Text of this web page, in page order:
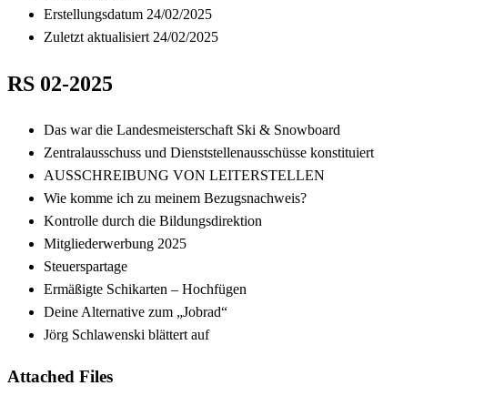
Erstellungsdatum 24/02/2025
Zuletzt aktualisiert 24/02/2025
RS 02-2025
Das war die Landesmeisterschaft Ski & Snowboard
Zentralausschuss und Dienststellenausschüsse konstituiert
AUSSCHREIBUNG VON LEITERSTELLEN
Wie komme ich zu meinem Bezugsnachweis?
Kontrolle durch die Bildungsdirektion
Mitgliederwerbung 2025
Steuerspartage
Ermäßigte Schikarten – Hochfügen
Deine Alternative zum „Jobrad“
Jörg Schlawenski blättert auf
Attached Files